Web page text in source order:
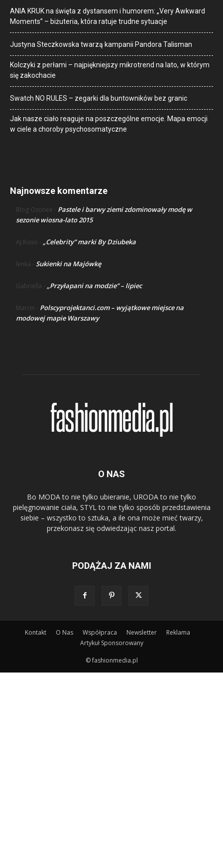
ANIA KRUK na święta z dystansem i humorem: „Very Awkward
Moments” – biżuteria, która ratuje trudne sytuacje
Justyna Steczkowska twarzą kampanii Pandora Talisman
Kolczyki z perłami – najpiękniejszy mikrotrend na lato, w którym
się zakochacie
Swatch NO RULES – zegarki dla buntowników bez granic
Jak nasze ciało reaguje na poszczególne emocje. Mapa emocji
w ciele a choroby psychosomatyczne
Najnowsze komentarze
Blog Ozonee - Pastele i barwy ziemi zdominowały modę w
sezonie wiosna-lato 2015
AJ Risso - „Celebrity” marki By Dziubeka
lenka - Sukienki na Majówkę
Gabriella - „Przyłapani na modzie” – lipiec
Marcin - Polscyprojektanci.com – wyjątkowe miejsce na
modowej mapie Warszawy
O NAS
Bo MODA to nie tylko ubieranie, URODA to nie tylko
pielęgnowanie ciała, STYL to nie tylko sposób przedstawienia
siebie – wszystko to sztuka, a ile ona może mieć twarzy,
przekonasz się odwiedzając nasz portal.
PODĄŻAJ ZA NAMI
Kontakt O Nas Współpraca Newsletter
Reklama
Artykuł Sponsorowany
© fashionmedia.pl